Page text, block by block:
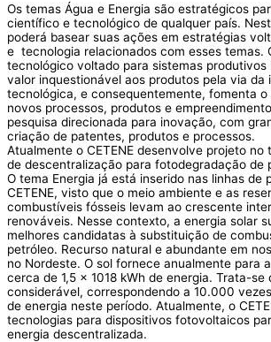
Os temas Água e Energia são estratégicos
científico e tecnológico de qualquer país.
poderá basear suas ações em estratégias
e tecnologia relacionados com esses temas.
tecnológico voltado para sistemas produtivos
valor inquestionável aos produtos pela via da
tecnológica, e consequentemente, fomenta o
novos processos, produtos e
pesquisa direcionada para inovação, com
criação de patentes, produtos e processos.
Atualmente o CETENE desenvolve projeto no
de descentralização para fotodegradação de
O tema Energia já está inserido nas linhas de
CETENE, visto que o meio ambiente e as
combustíveis fósseis levam ao crescente
renováveis. Nesse contexto, a energia solar
melhores candidatas à substituição de
petróleo. Recurso natural e abundante em
no Nordeste. O sol fornece anualmente para
cerca de 1,5 x 1018 kWh de energia. Trata-se
considerável, correspondendo a 10.000
de energia neste período. Atualmente, o
tecnologias para dispositivos fotovoltaicos
energia descentralizada.